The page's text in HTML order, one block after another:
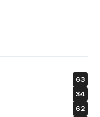
63
34
62